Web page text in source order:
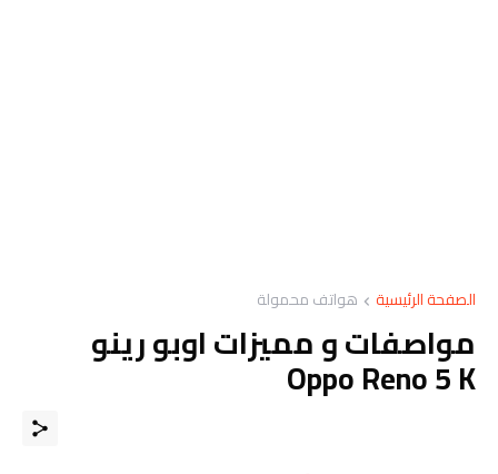
الصفحة الرئيسية هواتف محمولة
مواصفات و مميزات اوبو رينو
Oppo Reno 5 K